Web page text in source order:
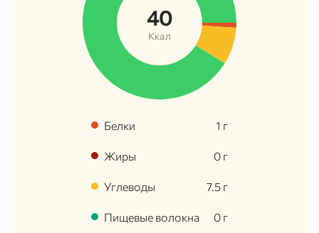
40
Ккал
Белки 1 г
Жиры 0 г
Углеводы 7.5 г
Пищевые волокна 0 г